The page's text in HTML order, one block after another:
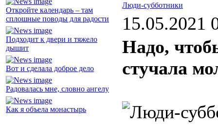
Откройте календарь – там
сплошные поводы для радости
Подходит к двери и тяжело
дышит
Вот и сделала доброе дело
Радовалась мне, словно ангелу
Как я объела монастырь
Люди-субботники
15.05.2021
Надо,
стучала